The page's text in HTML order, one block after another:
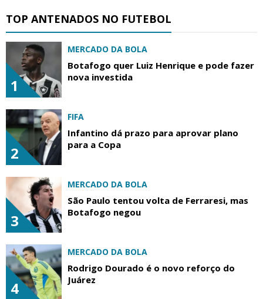
TOP ANTENADOS NO FUTEBOL
1
MERCADO DA BOLA
Botafogo quer Luiz Henrique e pode fazer
nova investida
2
FIFA
Infantino dá prazo para aprovar plano
para a Copa
3
MERCADO DA BOLA
São Paulo tentou volta de Ferraresi, mas
Botafogo negou
4
MERCADO DA BOLA
Rodrigo Dourado é o novo reforço do
Juárez